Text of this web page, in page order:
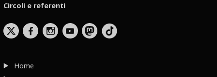
Circoli e referenti
b x r
Home